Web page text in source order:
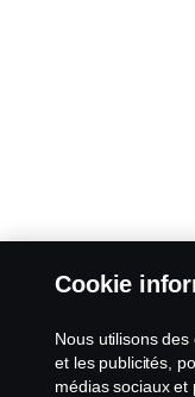
Cookie
Nous utilisons
et les publicités,
médias sociaux et